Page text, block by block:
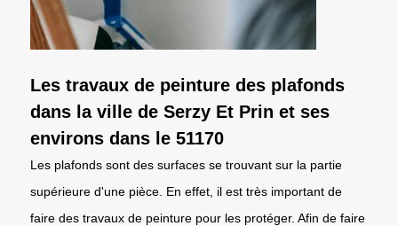
Les travaux de peinture des plafonds
dans la ville de Serzy Et Prin et ses
environs dans le 51170
Les plafonds sont des surfaces se trouvant sur la partie
supérieure d'une pièce. En effet, il est très important de
faire des travaux de peinture pour les protéger. Afin de faire